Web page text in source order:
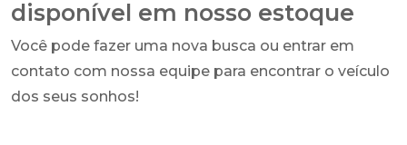
disponível em nosso estoque
Você pode fazer uma nova busca ou entrar em
contato com nossa equipe para encontrar o veículo
dos seus sonhos!